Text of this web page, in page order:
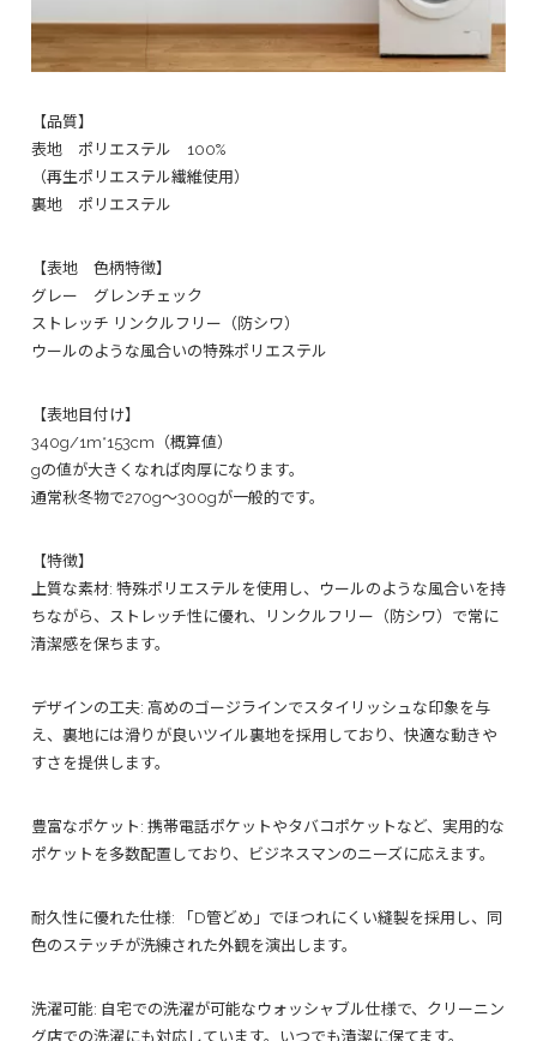
【品質】
表地 ポリエステル 100%
（再生ポリエステル繊維使用）
裏地 ポリエステル
【表地 色柄特徴】
グレー グレンチェック
ストレッチ リンクルフリー（防シワ）
ウールのような風合いの特殊ポリエステル
【表地目付け】
340g/1m*153cm（概算値）
gの値が大きくなれば肉厚になります。
通常秋冬物で270g～300gが一般的です。
【特徴】
上質な素材: 特殊ポリエステルを使用し、ウールのような風合いを持
ちながら、ストレッチ性に優れ、リンクルフリー（防シワ）で常に
清潔感を保ちます。
デザインの工夫: 高めのゴージラインでスタイリッシュな印象を与
え、裏地には滑りが良いツイル裏地を採用しており、快適な動きや
すさを提供します。
豊富なポケット: 携帯電話ポケットやタバコポケットなど、実用的な
ポケットを多数配置しており、ビジネスマンのニーズに応えます。
耐久性に優れた仕様: 「D管どめ」でほつれにくい縫製を採用し、同
色のステッチが洗練された外観を演出します。
洗濯可能: 自宅での洗濯が可能なウォッシャブル仕様で、クリーニン
グ店での洗濯にも対応しています。いつでも清潔に保てます。